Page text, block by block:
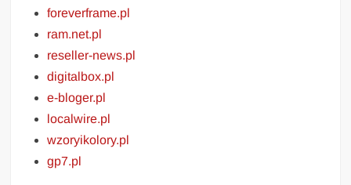
foreverframe.pl
ram.net.pl
reseller-news.pl
digitalbox.pl
e-bloger.pl
localwire.pl
wzoryikolory.pl
gp7.pl